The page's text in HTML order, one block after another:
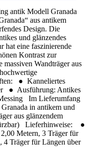
antik Modell Granada
aus antikem
Design. Die
und glänzendes
hat eine faszinierende
Kontrast zur
Wandträger aus
● Kanneliertes
● Ausführung: Antikes
Im Lieferumfang
in antikem und
aus glänzendem
Lieferhinweise: ●
Metern, 3 Träger für
4 Träger für Längen über